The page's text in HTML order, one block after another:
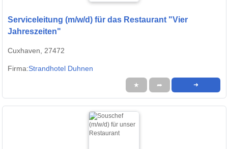
Serviceleitung (m/w/d) für das Restaurant "Vier
Jahreszeiten"
Cuxhaven, 27472
Firma:Strandhotel Duhnen
★ ➦ ➜